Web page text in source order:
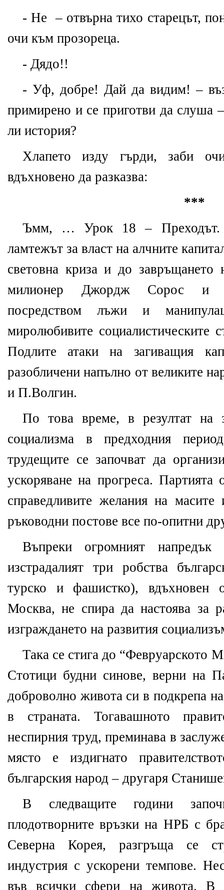
- Не – отвърна тихо старецът,
очи към прозореца.
- Дядо!!
- Уф, добре! Дай да видим! –
примирено и се приготви да слуша
ли история?
Хлапето изду гърди, заби
вдъхновено да разказва:
***
Ъмм, … Урок 18 – Преходът.
ламтежът за власт на алчните
световна криза и до
милионер Джордж Сорос и
посредством лъжи и
миролюбивите социалистическите
Подлите атаки на загиващия
разобличени напълно от великите
и П.Волгин.
По това време, в резултат на
социализма в предходния
трудещите се започват да
ускоряване на прогреса. Партията
справедливите желания на
ръководни постове все по-опитни
Въпреки огромният
изстрадалият три робства
турско и фашистко), вдъхновен
Москва, не спира да настоява за
изграждането на развития
Така се стига до “Февруарското
Стотици будни синове, верни на
доброволно живота си в подкрепа
в страната. Тогавашното
неспирния труд, преминава в
място е издигнато
българския народ – другаря
В следващите години
плодотворните връзки на НРБ с
Северна Корея, разгръща се
индустрия с ускорени темпове.
във всички сфери на живота. В